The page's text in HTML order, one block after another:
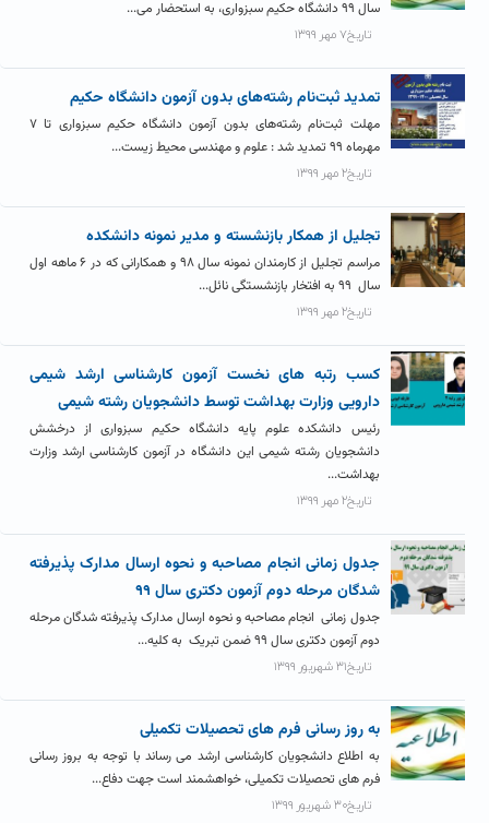
سال ۹۹ دانشگاه حکیم سبزواری، به استحضار می...
تاریخ۷ مهر ۱۳۹۹
تمدید ثبت‌نام رشته‌های بدون آزمون دانشگاه حکیم
مهلت ثبت‌نام رشته‌های بدون آزمون دانشگاه حکیم سبزواری تا ۷
مهرماه ۹۹ تمدید شد : علوم و مهندسی محیط زیست...
تاریخ۲ مهر ۱۳۹۹
تجلیل از همکار بازنشسته و مدیر نمونه دانشکده
مراسم تجلیل از کارمندان نمونه سال ۹۸ و همکارانی که در ۶ ماهه اول
سال ۹۹ به افتخار بازنشستگی نائل...
تاریخ۲ مهر ۱۳۹۹
کسب رتبه های نخست آزمون کارشناسی ارشد شیمی
دارویی وزارت بهداشت توسط دانشجویان رشته شیمی
رئیس دانشکده علوم پایه دانشگاه حکیم سبزواری از درخشش
دانشجویان رشته شیمی این دانشگاه در آزمون کارشناسی ارشد وزارت
بهداشت...
تاریخ۲ مهر ۱۳۹۹
جدول زمانی انجام مصاحبه و نحوه ارسال مدارک پذیرفته
شدگان مرحله دوم آزمون دکتری سال ۹۹
جدول زمانی انجام مصاحبه و نحوه ارسال مدارک پذیرفته شدگان مرحله
دوم آزمون دکتری سال ۹۹ ضمن تبریک به کلیه...
تاریخ۳۱ شهریور ۱۳۹۹
به روز رسانی فرم های تحصیلات تکمیلی
به اطلاع دانشجویان کارشناسی ارشد می رساند با توجه به بروز رسانی
فرم های تحصیلات تکمیلی، خواهشمند است جهت دفاع...
تاریخ۳۰ شهریور ۱۳۹۹